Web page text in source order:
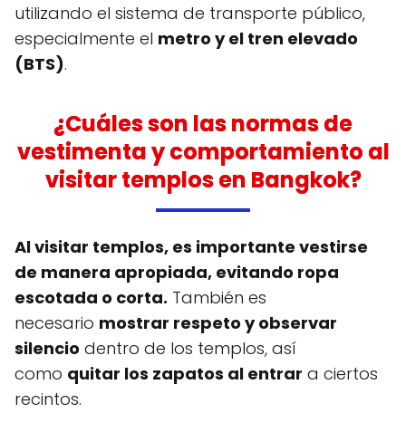
utilizando el sistema de transporte público,
especialmente el metro y el tren elevado
(BTS).
¿Cuáles son las normas de
vestimenta y comportamiento al
visitar templos en Bangkok?
Al visitar templos, es importante vestirse
de manera apropiada, evitando ropa
escotada o corta. También es
necesario mostrar respeto y observar
silencio dentro de los templos, así
como quitar los zapatos al entrar a ciertos
recintos.